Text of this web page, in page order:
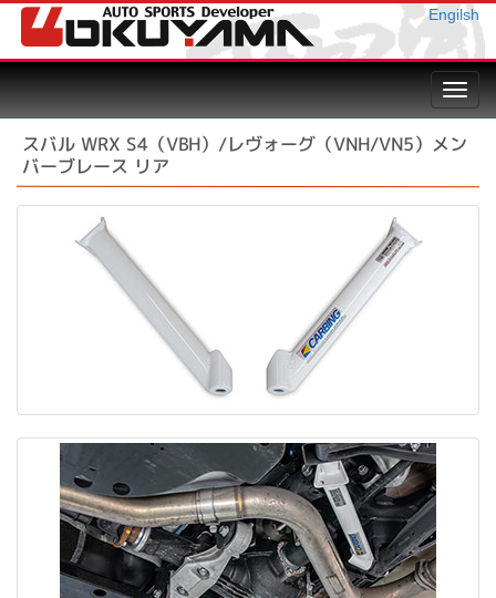
Engilsh
スバル WRX S4（VBH）/レヴォーグ（VNH/VN5）メン
バーブレース リア